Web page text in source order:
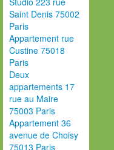
Saint Denis 75002
Paris
Appartement rue
Custine 75018
Paris
Deux
appartements 17
rue au Maire
75003 Paris
Appartement 36
avenue de Choisy
75013 Paris